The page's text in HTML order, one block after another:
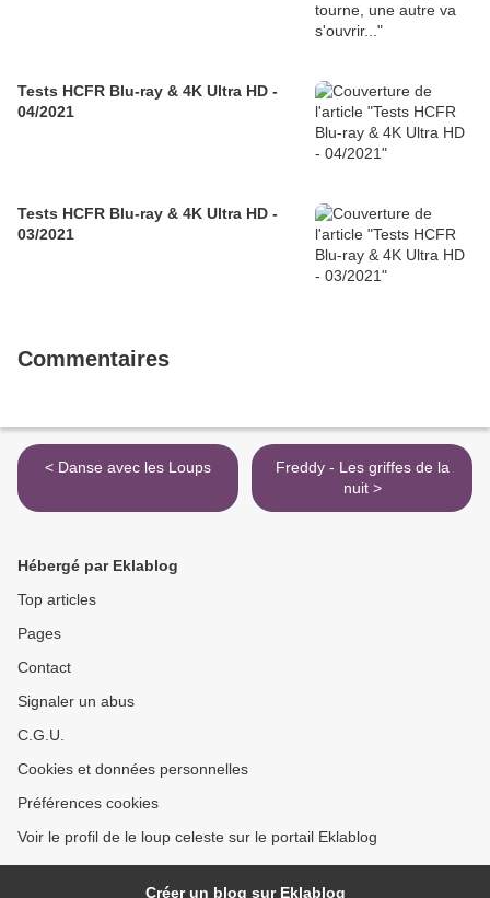
Tests HCFR Blu-ray & 4K Ultra HD -
04/2021
Tests HCFR Blu-ray & 4K Ultra HD -
03/2021
Commentaires
< Danse avec les Loups
Freddy - Les griffes de la
nuit >
Hébergé par Eklablog
Top articles
Pages
Contact
Signaler un abus
C.G.U.
Cookies et données personnelles
Préférences cookies
Voir le profil de le loup celeste sur le portail Eklablog
Créer un blog sur Eklablog